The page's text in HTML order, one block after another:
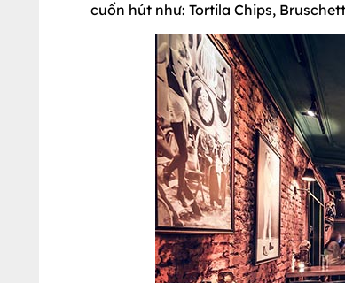
cuốn hút như: Tortila Chips,